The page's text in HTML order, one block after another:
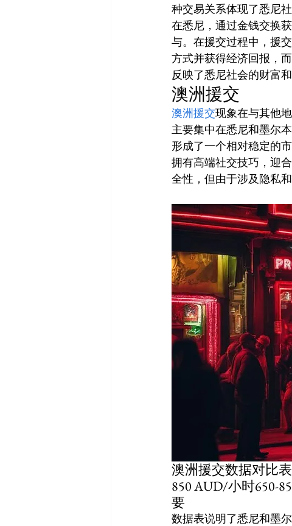
种交易关系体现了悉尼
在悉尼，通过金钱交换
与。在援交过程中，援
方式并获得经济回报，
反映了悉尼社会的财富
澳洲援交
澳洲援交现象在与其他
主要集中在悉尼和墨尔
形成了一个相对稳定的
拥有高端社交技巧，迎
全性，但由于涉及隐私
澳洲援交数据对比
850 AUD/小时650-
要
数据表说明了悉尼和墨